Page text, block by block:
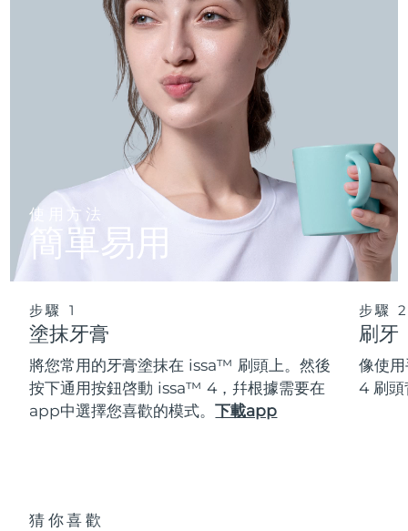
使用方法
簡單易用
步驟 1
塗抹牙膏
將您常用的牙膏塗抹在 issa™ 刷頭上。然後
按下通用按鈕啓動 issa™ 4，幷根據需要在
app中選擇您喜歡的模式。下載app
步驟
刷牙
像使
4 刷頭
猜你喜歡